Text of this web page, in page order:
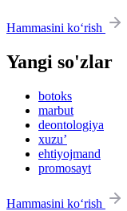
Hammasini ko‘rish
Yangi so'zlar
botoks
marbut
deontologiya
xuzu’
ehtiyojmand
promosayt
Hammasini ko‘rish